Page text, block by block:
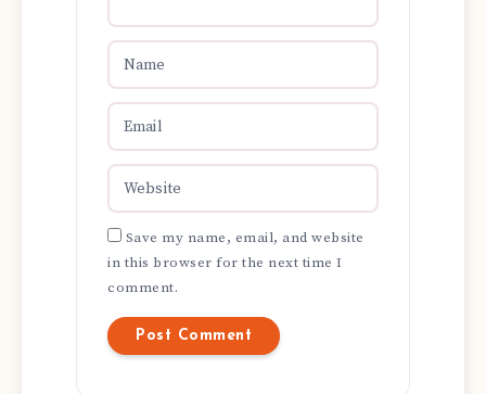
Save my name, email, and website
in this browser for the next time I
comment.